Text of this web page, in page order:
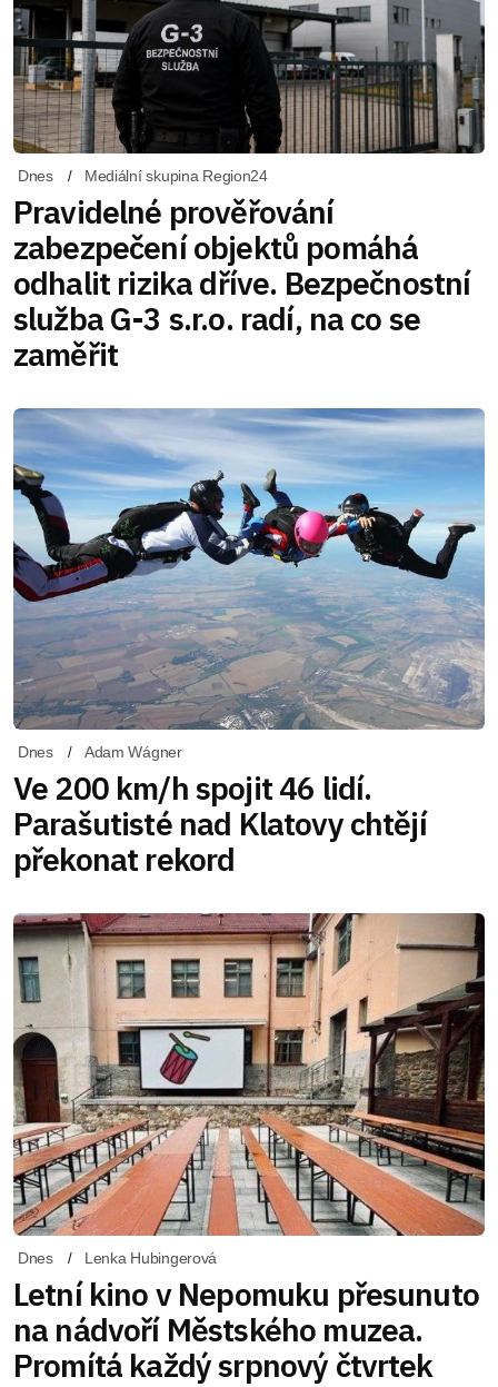
Dnes Mediální skupina Region24
Pravidelné prověřování
zabezpečení objektů pomáhá
odhalit rizika dříve. Bezpečnostní
služba G-3 s.r.o. radí, na co se
zaměřit
Dnes Adam Wágner
Ve 200 km/h spojit 46 lidí.
Parašutisté nad Klatovy chtějí
překonat rekord
Dnes Lenka Hubingerová
Letní kino v Nepomuku přesunuto
na nádvoří Městského muzea.
Promítá každý srpnový čtvrtek